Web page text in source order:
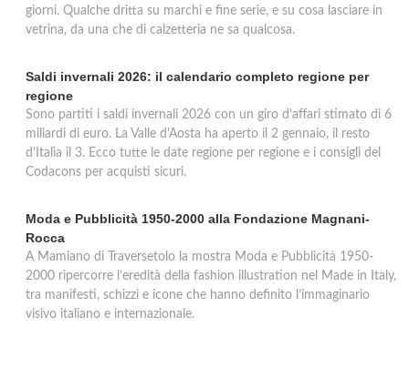
giorni. Qualche dritta su marchi e fine serie, e su cosa lasciare in
vetrina, da una che di calzetteria ne sa qualcosa.
Saldi invernali 2026: il calendario completo regione per
regione
Sono partiti i saldi invernali 2026 con un giro d'affari stimato di 6
miliardi di euro. La Valle d'Aosta ha aperto il 2 gennaio, il resto
d'Italia il 3. Ecco tutte le date regione per regione e i consigli del
Codacons per acquisti sicuri.
Moda e Pubblicità 1950-2000 alla Fondazione Magnani-
Rocca
A Mamiano di Traversetolo la mostra Moda e Pubblicità 1950-
2000 ripercorre l’eredità della fashion illustration nel Made in Italy,
tra manifesti, schizzi e icone che hanno definito l’immaginario
visivo italiano e internazionale.